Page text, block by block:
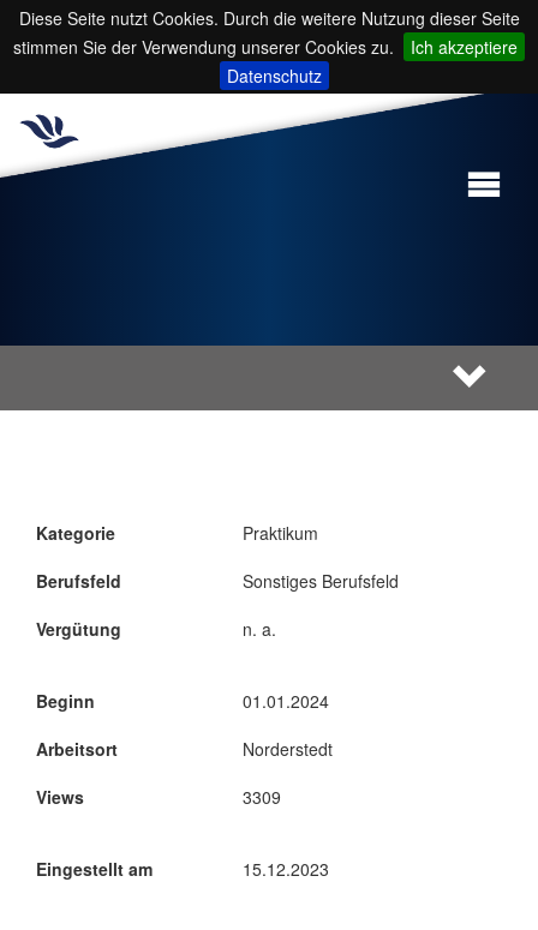
Diese Seite nutzt Cookies. Durch die weitere Nutzung dieser Seite
stimmen Sie der Verwendung unserer Cookies zu.
Ich akzeptiere
Datenschutz
Kategorie
Berufsfeld
Vergütung
Praktikum
Sonstiges Berufsfeld
n. a.
Beginn
Arbeitsort
Views
01.01.2024
Norderstedt
3309
Eingestellt am 15.12.2023